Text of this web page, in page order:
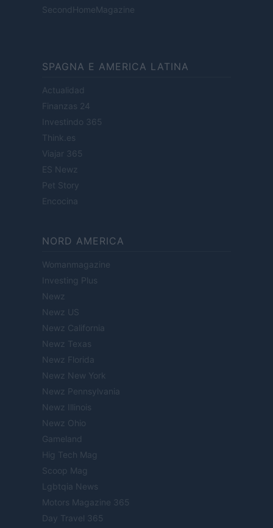
SecondHomeMagazine
SPAGNA E AMERICA LATINA
Actualidad
Finanzas 24
Investindo 365
Think.es
Viajar 365
ES Newz
Pet Story
Encocina
NORD AMERICA
Womanmagazine
Investing Plus
Newz
Newz US
Newz California
Newz Texas
Newz Florida
Newz New York
Newz Pennsylvania
Newz Illinois
Newz Ohio
Gameland
Hig Tech Mag
Scoop Mag
Lgbtqia News
Motors Magazine 365
Day Travel 365